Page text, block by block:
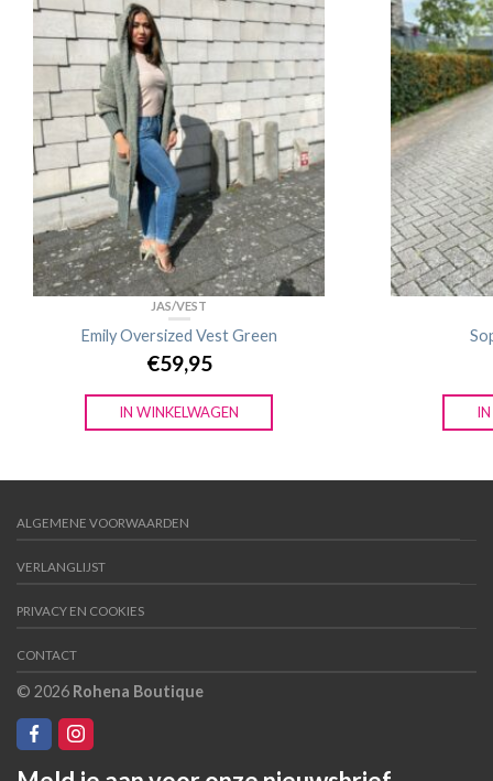
JAS/VEST
Emily Oversized Vest Green
€59,95
IN WINKELWAGEN
ALGEMENE VOORWAARDEN
VERLANGLIJST
PRIVACY EN COOKIES
CONTACT
© 2026 Rohena Boutique